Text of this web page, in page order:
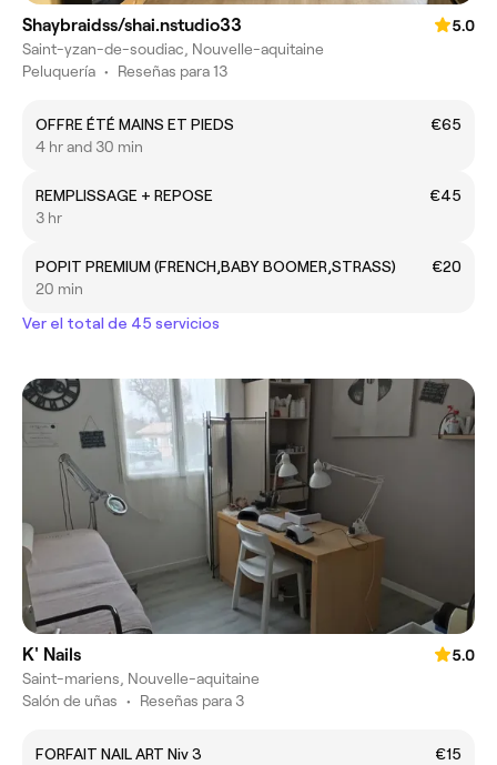
Shaybraidss/shai.nstudio33
5.0
Saint-yzan-de-soudiac, Nouvelle-aquitaine
Peluquería • Reseñas para 13
OFFRE ÉTÉ MAINS ET PIEDS
€65
4 hr and 30 min
REMPLISSAGE + REPOSE
€45
3 hr
POPIT PREMIUM (FRENCH,BABY BOOMER,STRASS)
€20
20 min
Ver el total de 45 servicios
K' Nails
5.0
Saint-mariens, Nouvelle-aquitaine
Salón de uñas • Reseñas para 3
FORFAIT NAIL ART Niv 3
€15